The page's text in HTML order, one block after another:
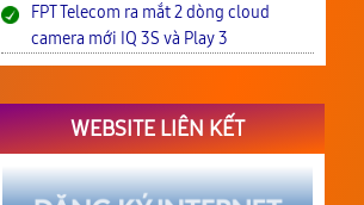
FPT Telecom ra mắt 2 dòng cloud
camera mới IQ 3S và Play 3
WEBSITE LIÊN KẾT